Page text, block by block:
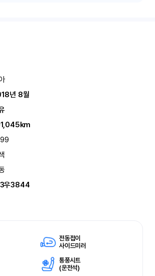
년 8월
우3844
전동접이
사이드미러
통풍시트
(운전석)